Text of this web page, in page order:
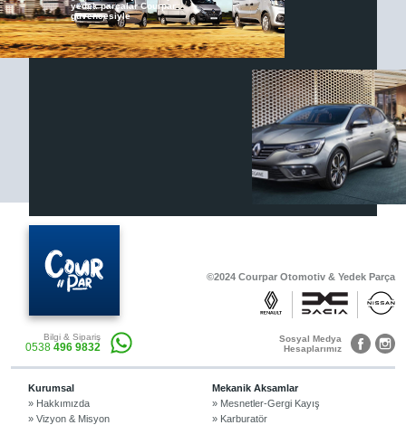
Otomobil, Suv, arazi ve ticari araçlar için
gerekli sarf malzemeler Courpar’da
3D baskı teknolojisiyle üretiyor,
müşterilerimize çözüm sunuyoruz.
Renault & Dacia Araçlarınızda
Yedek Parça Çözümleri için
En Güvenilir Destek Noktası
yedek parçalar Courpar
güvencesiyle
©2024 Courpar Otomotiv & Yedek Parça
Bilgi & Sipariş
0538 496 9832
Sosyal Medya
Hesaplarımız
Kurumsal
» Hakkımızda
» Vizyon & Misyon
Mekanik Aksamlar
» Mesnetler-Gergi Kayış
» Karburatör